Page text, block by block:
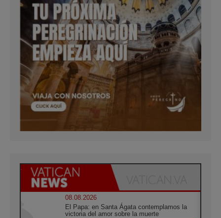
08.08.2026
El Papa: en Santa Ágata contemplamos la
victoria del amor sobre la muerte